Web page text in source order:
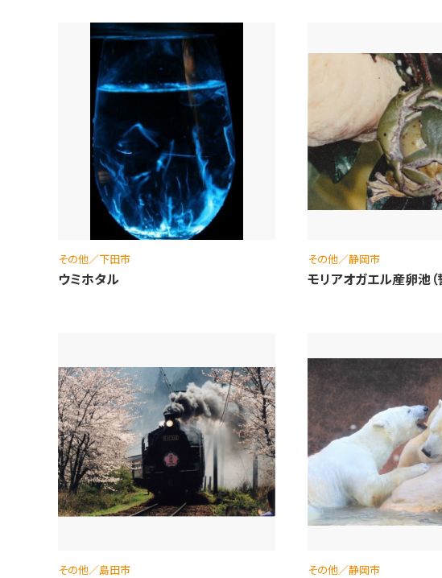
その他／下田市
ウミホタル
その他／静岡市
モリアオガエル産卵池（
その他／島田市 その他／静岡市